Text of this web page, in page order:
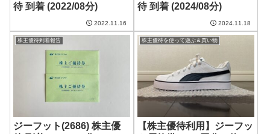
待 到着 (2022/08分)
2022.11.16
待 到着 (2024/08分)
2024.11.18
株主優待到着報告
ジーフット(2686) 株主優
株主優待を使って遊ぶ＆買い物
【株主優待利用】ジーフッ